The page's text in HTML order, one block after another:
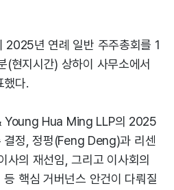
2025년 연례 일반 주주총회를 1
현지시간) 상하이 사무소에서
했다.
Young Hua Ming LLP의 2025
결정, 정펑(Feng Deng)과 리센
의 재선임, 그리고 이사회의
핵심 거버넌스 안건이 다뤄질